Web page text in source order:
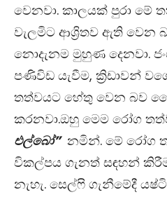
වෙනවා. කාලයක් පුරා මේ
වැලමිට ආශ්‍රිතව ඇති වෙන
නොදැනම මුහුණ දෙනවා.
පණිවිඩ යැවීම, ක්‍රිඩාවන්
තත්වයට හේතු වෙන බව
කරනවා.ඔහු මෙම රෝග
එල්බෝ” නමින්. මේ රෝග
විකල්පය ගැනත් සඳහන්
නැහැ. සෙල්ෆි ගැනීමේදී